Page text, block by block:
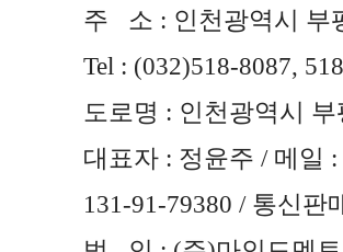
주 소 : 인천광역시 부
Tel : (032)518-8087,
도로명 : 인천광역시
대표자 : 정윤주 / 메일 :
131-91-79380 / 통신판